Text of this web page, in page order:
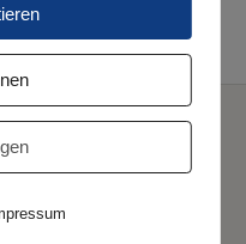
1. Jungen 15 – Vareler TB